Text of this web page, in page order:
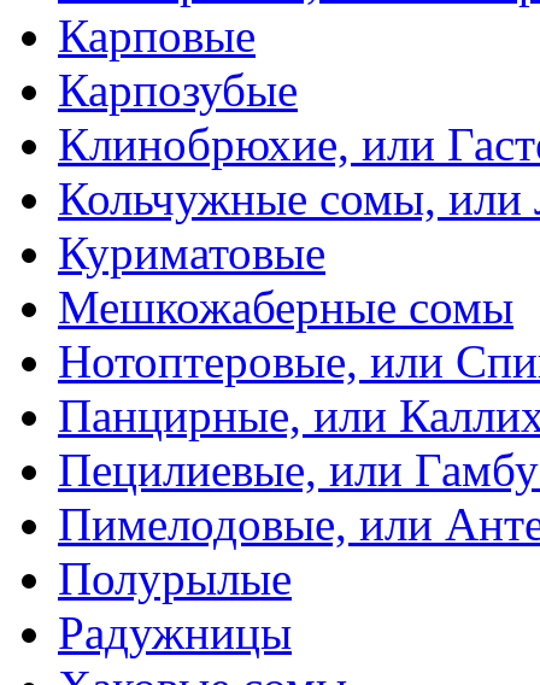
Карповые
Карпозубые
Клинобрюхие, или
Кольчужные сомы, или
Куриматовые
Мешкожаберные сомы
Нотоптеровые, или
Панцирные, или
Пецилиевые, или
Пимелодовые, или
Полурылые
Радужницы